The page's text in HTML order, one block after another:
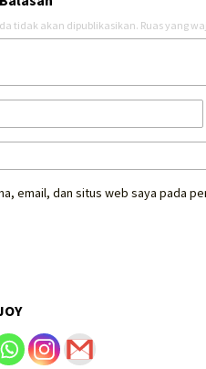
tidak akan dipublikasikan. Ruas yang
email, dan situs web saya pada